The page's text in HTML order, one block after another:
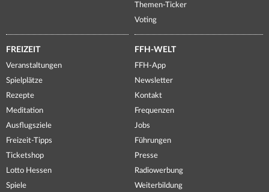
Themen-Ticker
Voting
FREIZEIT
Veranstaltungen
Spielplätze
Rezepte
Meditation
Ausflugsziele
Freizeit-Tipps
Ticketshop
Lotto Hessen
Spiele
FFH-WELT
FFH-App
Newsletter
Kontakt
Frequenzen
Jobs
Führungen
Presse
Radiowerbung
Weiterbildung